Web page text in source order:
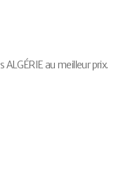
au meilleur prix.